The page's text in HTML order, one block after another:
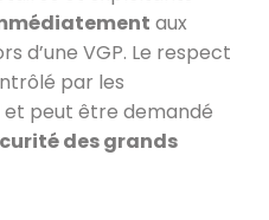
aux
d’une VGP. Le respect
par les
et peut être demandé
des grands